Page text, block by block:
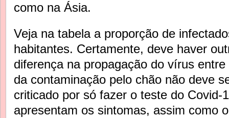
como na Ásia.
Veja na tabela a proporção de
habitantes. Certamente, deve haver
diferença na propagação do vírus
da contaminação pelo chão não deve
criticado por só fazer o teste do Covid-
apresentam os sintomas, assim como